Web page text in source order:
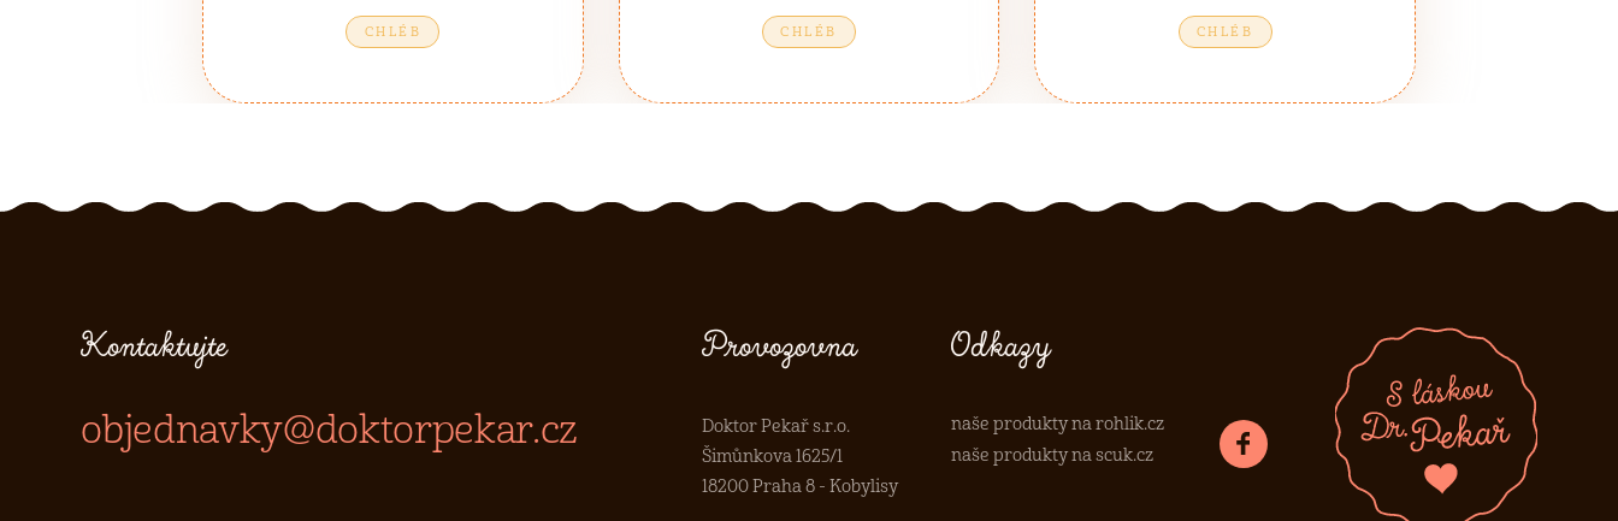
CHLÉB CHLÉB CHLÉB
Kontaktujte
objednavky@doktorpekar.cz
Provozovna
Doktor Pekař s.r.o.
Šimůnkova 1625/1
18200 Praha 8 - Kobylisy
Odkazy
naše produkty na rohlik.cz
naše produkty na scuk.cz